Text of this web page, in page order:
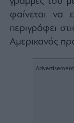
φαίνεται να
περιγράφει
Αμερικανός